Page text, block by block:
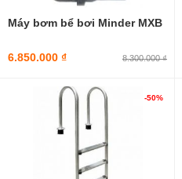
Máy bơm bể bơi Minder MXB
6.850.000 ₫ 8.300.000 ₫
-50%